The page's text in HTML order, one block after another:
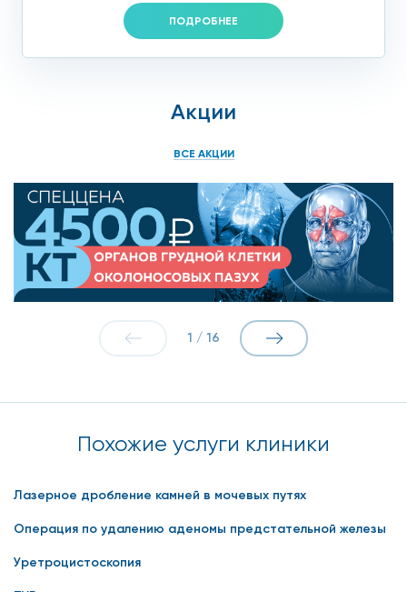
ПОДРОБНЕЕ
Акции
ВСЕ АКЦИИ
1 / 16
Похожие услуги клиники
Лазерное дробление камней в мочевых путях
Операция по удалению аденомы предстательной железы
Уретроцистоскопия